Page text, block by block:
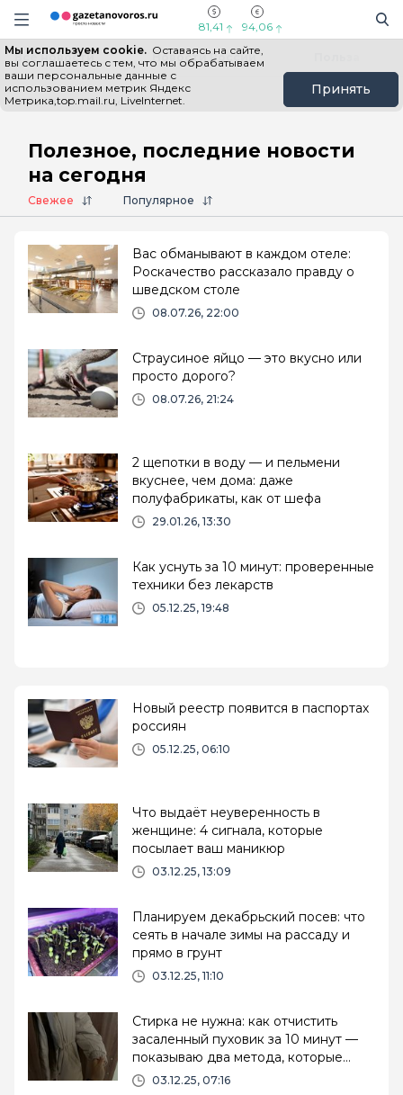
Информационный портал "ГазетаНоворос.ру"
Навигация сайта
81,41 94,06
Мы используем cookie. Оставаясь на сайте,
вы соглашаетесь с тем, что мы обрабатываем
ваши персональные данные с
использованием метрик Яндекс
Метрика,top.mail.ru, LiveInternet.
Принять
Все новости Новости России
Главная # Полезное
Полезное, последние новости
на сегодня
Свежее Популярное
Вас обманывают в каждом отеле:
Роскачество рассказало правду о
шведском столе
08.07.26, 22:00
Страусиное яйцо — это вкусно или
просто дорого?
08.07.26, 21:24
2 щепотки в воду — и пельмени
вкуснее, чем дома: даже
полуфабрикаты, как от шефа
29.01.26, 13:30
Как уснуть за 10 минут: проверенные
техники без лекарств
05.12.25, 19:48
Новый реестр появится в паспортах
россиян
05.12.25, 06:10
Что выдаёт неуверенность в
женщине: 4 сигнала, которые
посылает ваш маникюр
03.12.25, 13:09
Планируем декабрьский посев: что
сеять в начале зимы на рассаду и
прямо в грунт
03.12.25, 11:10
Стирка не нужна: как отчистить
засаленный пуховик за 10 минут —
показываю два метода, которые
реально работают
03.12.25, 07:16